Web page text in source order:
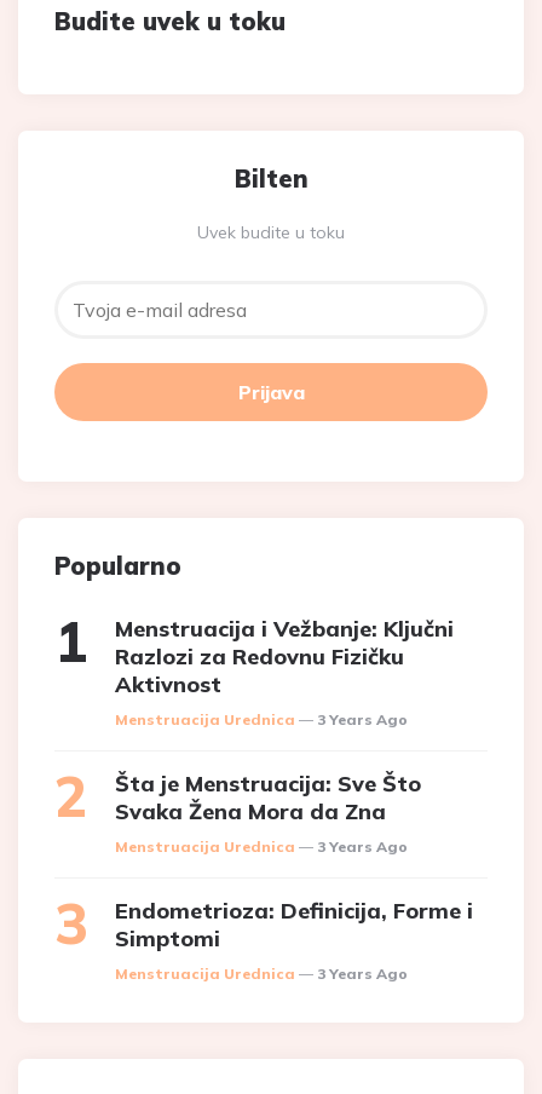
Budite uvek u toku
Bilten
Uvek budite u toku
Popularno
Menstruacija i Vežbanje: Ključni
Razlozi za Redovnu Fizičku
Aktivnost
Posted
Menstruacija Urednica 3 Years Ago
Šta je Menstruacija: Sve Što
Svaka Žena Mora da Zna
Posted
Menstruacija Urednica 3 Years Ago
Endometrioza: Definicija, Forme i
Simptomi
Posted
Menstruacija Urednica 3 Years Ago